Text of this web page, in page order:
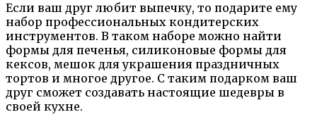
Если ваш друг любит выпечку, то подарите ему
набор профессиональных кондитерских
инструментов. В таком наборе можно найти
формы для печенья, силиконовые формы для
кексов, мешок для украшения праздничных
тортов и многое другое. С таким подарком ваш
друг сможет создавать настоящие шедевры в
своей кухне.